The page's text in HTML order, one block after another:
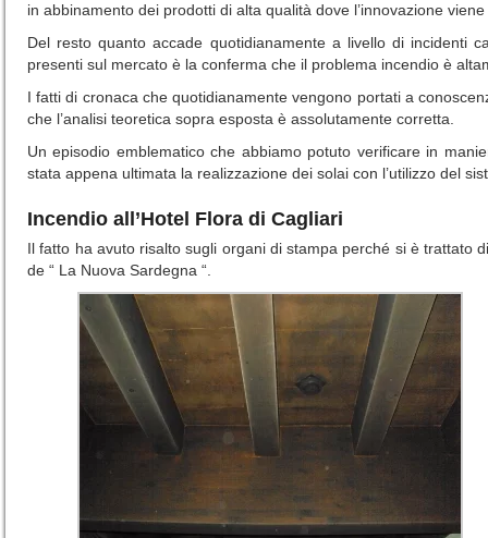
in abbinamento dei prodotti di alta qualità dove l’innovazione
Del resto quanto accade quotidianamente a livello di incidenti
presenti sul mercato è la conferma che il problema incendio è
I fatti di cronaca che quotidianamente vengono portati a
che l’analisi teoretica sopra esposta è assolutamente corretta.
Un episodio emblematico che abbiamo potuto verificare in
stata appena ultimata la realizzazione dei solai con l’utilizzo del
Incendio all’Hotel Flora di Cagliari
Il fatto ha avuto risalto sugli organi di stampa perché si è trattato
de “ La Nuova Sardegna “.